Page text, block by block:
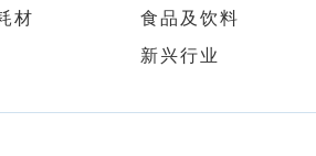
材 食品及饮料
新兴行业